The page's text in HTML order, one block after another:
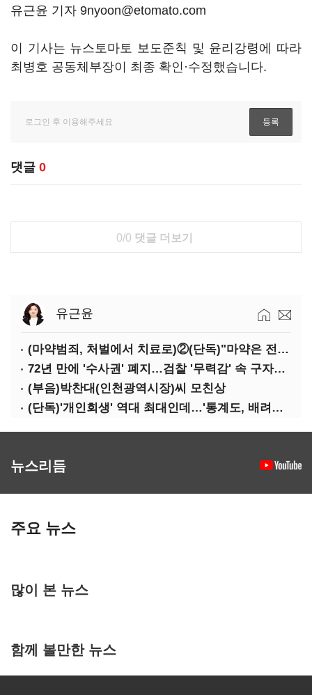
유근윤 기자 9nyoon@etomato.com
이 기사는 뉴스토마토 보도준칙 및 윤리강령에 따라
최병호 공동체부장이 최종 확인·수정했습니다.
댓글 0
0/0 댓글 더보기
유근윤
(마약범죄, 처벌에서 치료로)②(단독)"마약은 전염병…여성 맞춤형 재활과정 개발 중"
72년 만에 '수사권' 폐지…검찰 '무력감' 속 구자현 사의
(부음)박찬대(인천광역시장)씨 모친상
(단독)'개인회생' 역대 최대인데…'통계도, 배려도' 없는 사법부
뉴스리듬
주요 뉴스
많이 본 뉴스
함께 볼만한 뉴스